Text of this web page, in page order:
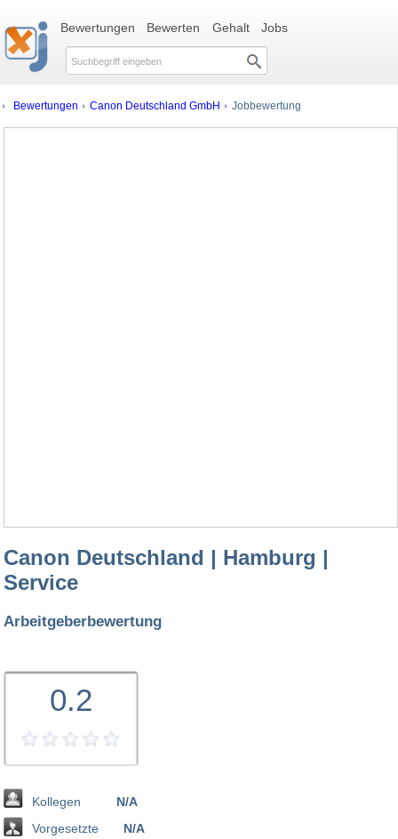
Bewertungen Bewerten Gehalt Jobs
Bewertungen Canon Deutschland GmbH Jobbewertung
Canon Deutschland | Hamburg |
Service
Arbeitgeberbewertung
0.2
Kollegen
Vorgesetzte
N/A
N/A